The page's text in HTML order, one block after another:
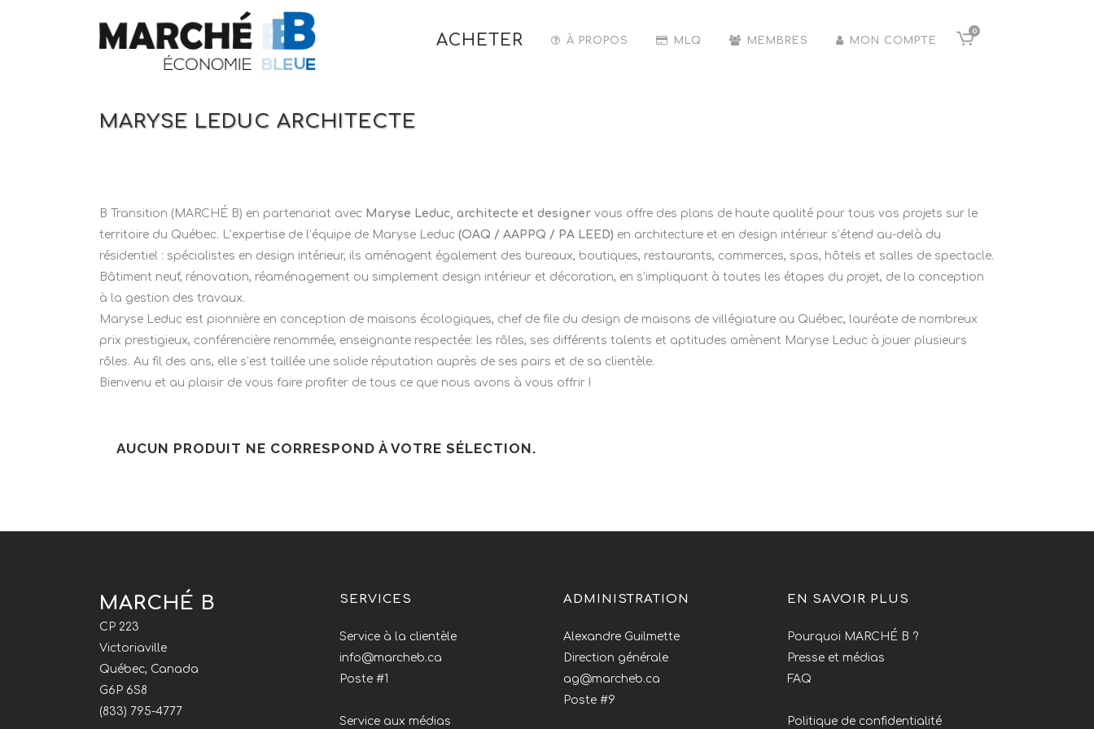
0
ACHETER À PROPOS MLQ MEMBRES MON COMPTE
MARYSE LEDUC ARCHITECTE
B Transition (MARCHÉ B) en partenariat avec Maryse Leduc, architecte et designer vous offre des plans de haute qualité pour tous vos projets sur le
territoire du Québec. L’expertise de l’équipe de Maryse Leduc (OAQ / AAPPQ / PA LEED) en architecture et en design intérieur s’étend au-delà du
résidentiel : spécialistes en design intérieur, ils aménagent également des bureaux, boutiques, restaurants, commerces, spas, hôtels et salles de spectacle.
Bâtiment neuf, rénovation, réaménagement ou simplement design intérieur et décoration, en s’impliquant à toutes les étapes du projet, de la conception
à la gestion des travaux.
Maryse Leduc est pionnière en conception de maisons écologiques, chef de file du design de maisons de villégiature au Québec, lauréate de nombreux
prix prestigieux, conférencière renommée, enseignante respectée: les rôles, ses différents talents et aptitudes amènent Maryse Leduc à jouer plusieurs
rôles. Au fil des ans, elle s’est taillée une solide réputation auprès de ses pairs et de sa clientèle.
Bienvenu et au plaisir de vous faire profiter de tous ce que nous avons à vous offrir !
AUCUN PRODUIT NE CORRESPOND À VOTRE SÉLECTION.
MARCHÉ B
CP 223
Victoriaville
Québec, Canada
G6P 6S8
(833) 795-4777
SERVICES
Service à la clientèle
info@marcheb.ca
Poste #1
Service aux médias
ADMINISTRATION
Alexandre Guilmette
Direction générale
ag@marcheb.ca
Poste #9
EN SAVOIR PLUS
Pourquoi MARCHÉ B ?
Presse et médias
FAQ
Politique de confidentialité